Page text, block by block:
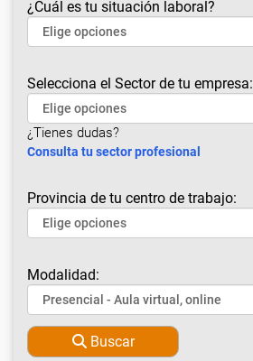
¿Cuál es tu situación laboral?
Selecciona el Sector de tu empresa:
¿Tienes dudas?
Consulta tu sector profesional
Provincia de tu centro de trabajo:
Modalidad:
Buscar